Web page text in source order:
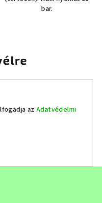
bar.
az Adatvédelmi